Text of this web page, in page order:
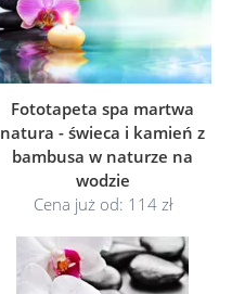
Fototapeta spa martwa
natura - świeca i kamień z
bambusa w naturze na
wodzie
Cena już od: 114 zł